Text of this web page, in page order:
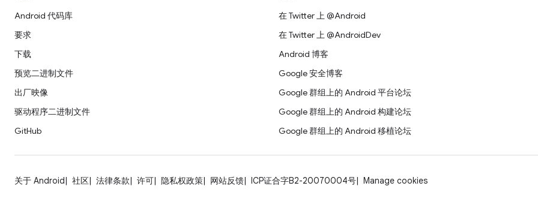
Android 代码库
要求
下载
预览二进制文件
出厂映像
驱动程序二进制文件
GitHub
在 Twitter 上 @Android
在 Twitter 上 @AndroidDev
Android 博客
Google 安全博客
Google 群组上的 Android 平台论坛
Google 群组上的 Android 构建论坛
Google 群组上的 Android 移植论坛
关于 Android 社区 法律条款 许可 隐私权政策 网站反馈 ICP证合字B2-20070004号 Manage cookies